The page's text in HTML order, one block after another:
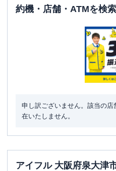
約機・店舗・ATMを検索
申し訳ございません。該当の
在いたしません。
アイフル 大阪府泉大津